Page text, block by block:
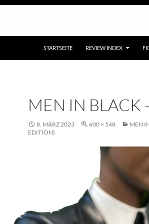
STARTSEITE REVIEW INDEX
MEN IN BLACK
8. MÄRZ 2023 600 × 548
MEN
EDITION)